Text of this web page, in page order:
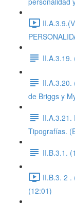
II.A.3.19.
II.A.3.20.
de Briggs y
II.A.3.21.
Tipografías.
II.B.3.1.
II.B.3. 2 .
(12:01)